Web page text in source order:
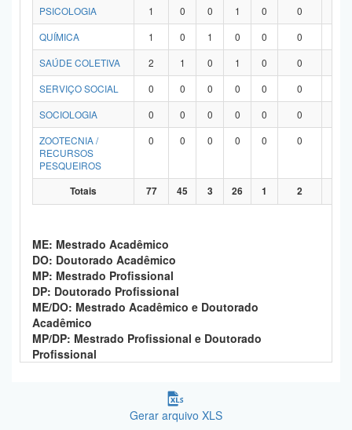
PSICOLOGIA 1 0 0 1 0 0
QUÍMICA
1 0 1 0 0 0
SAÚDE COLETIVA
2 1 0 1 0 0
SERVIÇO SOCIAL
0 0 0 0 0 0
SOCIOLOGIA
0 0 0 0 0 0
ZOOTECNIA /
RECURSOS
PESQUEIROS
0 0 0 0 0 0
Totais 77 45 3 26 1 2
ME: Mestrado Acadêmico
DO: Doutorado Acadêmico
MP: Mestrado Profissional
DP: Doutorado Profissional
ME/DO: Mestrado Acadêmico e Doutorado
Acadêmico
MP/DP: Mestrado Profissional e Doutorado
Profissional
Gerar arquivo XLS